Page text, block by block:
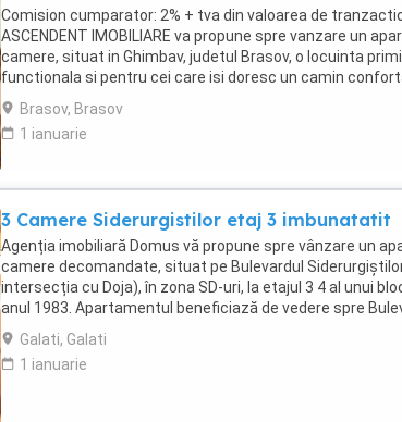
Comision cumparator: 2% + tva din valoarea de
ASCENDENT IMOBILIARE va propune spre vanzare un
camere, situat in Ghimbav, judetul Brasov, o locuinta
functionala si pentru cei care isi doresc un camin
zona linistita. Cu o suprafata utila ...
Brasov, Brasov
1 ianuarie
3 Camere Siderurgistilor etaj 3 imbunatatit
Agenția imobiliară Domus vă propune spre vânzare un
camere decomandate, situat pe Bulevardul
intersecția cu Doja), în zona SD-uri, la etajul 3 4 al unui
anul 1983. Apartamentul beneficiază de vedere spre
Siderurgiștilor, oferind o panoramă ...
Galati, Galati
1 ianuarie